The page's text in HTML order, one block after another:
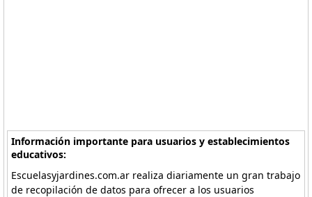
Información importante para usuarios y establecimientos
educativos:
Escuelasyjardines.com.ar realiza diariamente un gran trabajo
de recopilación de datos para ofrecer a los usuarios